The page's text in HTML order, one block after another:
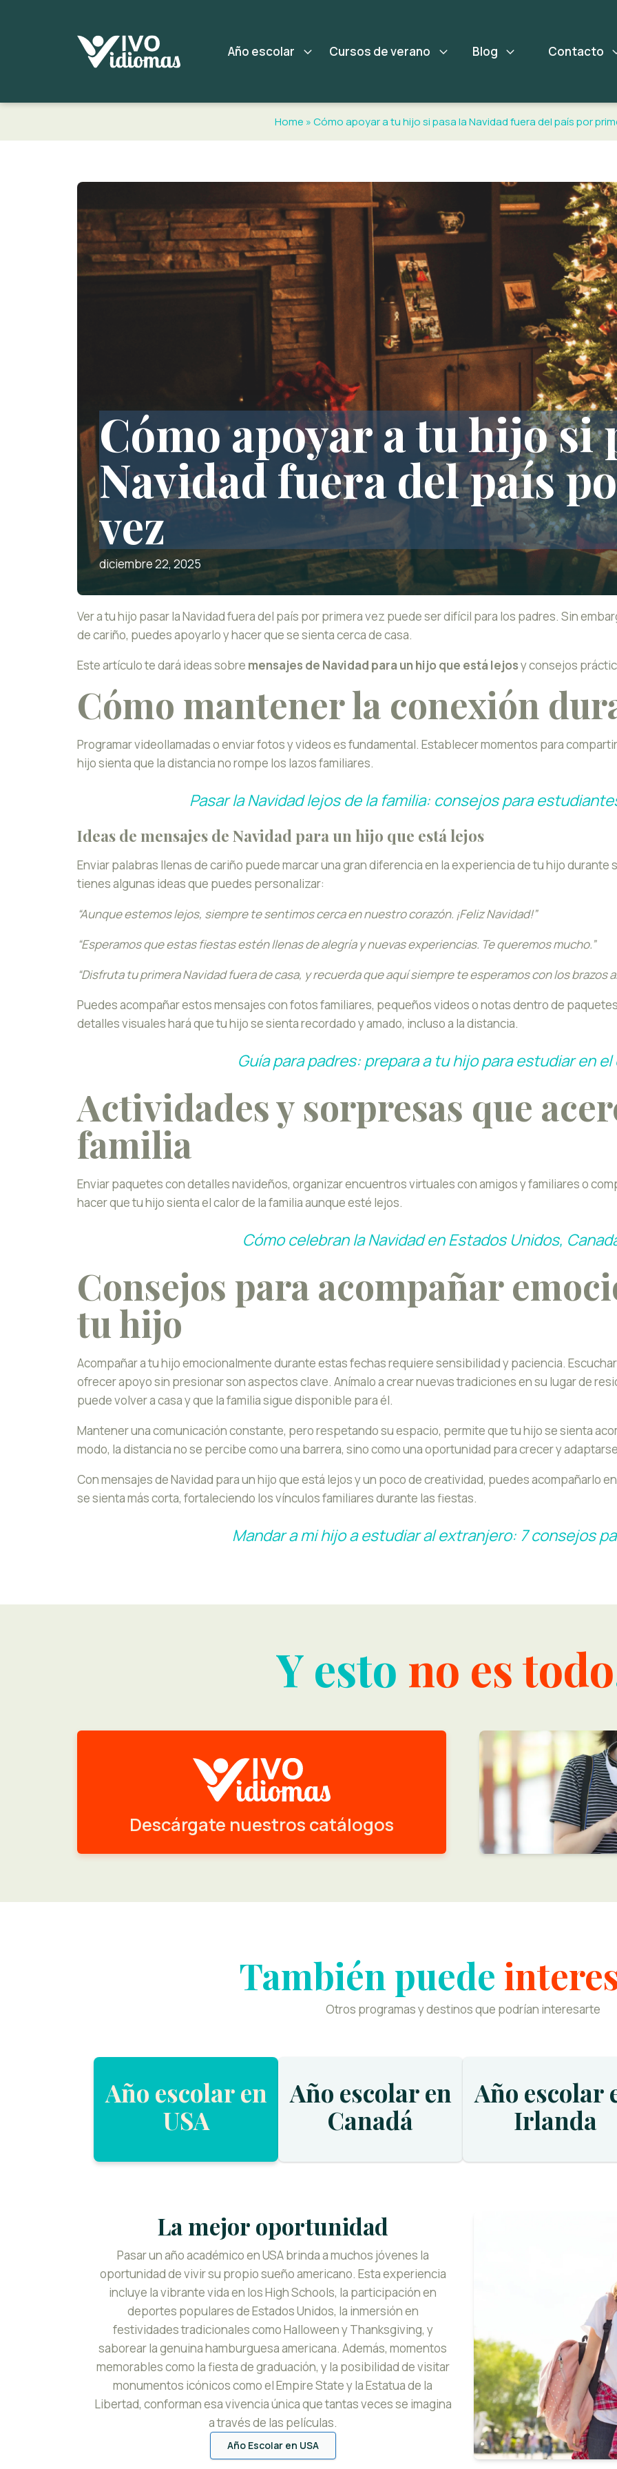
Año escolar Cursos de verano Blog Contacto
Home »Cómo apoyar a tu hijo si pasa la Navidad fuera del país por
Cómo apoyar a tu hijo si
Navidad fuera del país
vez
diciembre 22, 2025
Ver a tu hijo pasar la Navidad fuera del país por primera vez puede ser difícil para los padres. Sin
de cariño, puedes apoyarlo y hacer que se sienta cerca de casa.
Este artículo te dará ideas sobre mensajes de Navidad para un hijo que está lejosy consejos
Cómo mantener la conexión
Programar videollamadas o enviar fotos y videos es fundamental. Establecer momentos para
hijo sienta que la distancia no rompe los lazos familiares.
Pasar la Navidad lejos de la familia: consejos para
Ideas de mensajes de Navidad para un hijo que está lejos
Enviar palabras llenas de cariño puede marcar una gran diferencia en la experiencia de tu hijo durante
tienes algunas ideas que puedes personalizar:
“Aunque estemos lejos, siempre te sentimos cerca en nuestro corazón. ¡Feliz Navidad!”
“Esperamos que estas fiestas estén llenas de alegría y nuevas experiencias. Te queremos mucho.”
“Disfruta tu primera Navidad fuera de casa, y recuerda que aquí siempre te esperamos con los brazos
Puedes acompañar estos mensajes con fotos familiares, pequeños videos o notas dentro de
detalles visuales hará que tu hijo se sienta recordado y amado, incluso a la distancia.
Guía para padres: prepara a tu hijo para estudiar en
Actividades y sorpresas que
familia
Enviar paquetes con detalles navideños, organizar encuentros virtuales con amigos y familiares o
hacer que tu hijo sienta el calor de la familia aunque esté lejos.
Cómo celebran la Navidad en Estados Unidos,
Consejos para acompañar
tu hijo
Acompañar a tu hijo emocionalmente durante estas fechas requiere sensibilidad y paciencia.
ofrecer apoyo sin presionar son aspectos clave. Anímalo a crear nuevas tradiciones en su lugar de
puede volver a casa y que la familia sigue disponible para él.
Mantener una comunicación constante, pero respetando su espacio, permite que tu hijo se sienta
modo, la distancia no se percibe como una barrera, sino como una oportunidad para crecer y
Con mensajes de Navidad para un hijo que está lejos y un poco de creatividad, puedes acompañarlo
se sienta más corta, fortaleciendo los vínculos familiares durante las fiestas.
Mandar a mi hijo a estudiar al extranjero: 7 consejos
Y esto no es todo
Descárgate nuestros catálogos
También puede
Otros programas y destinos que podrían interesarte
Año escolar en
USA
Año escolar en
Canadá
Año escolar
Irlanda
La mejor oportunidad
Pasar un año académico en USA brinda a muchos jóvenes la
oportunidad de vivir su propio sueño americano. Esta experiencia
incluye la vibrante vida en los High Schools, la participación en
deportes populares de Estados Unidos, la inmersión en
festividades tradicionales como Halloween y Thanksgiving, y
saborear la genuina hamburguesa americana. Además, momentos
memorables como la fiesta de graduación, y la posibilidad de visitar
monumentos icónicos como el Empire State y la Estatua de la
Libertad, conforman esa vivencia única que tantas veces se imagina
a través de las películas.
Año Escolar en USA